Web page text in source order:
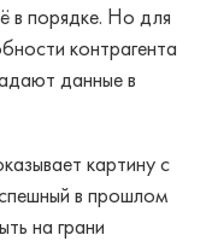
в порядке. Но для
контрагента
данные в
картину с
в прошлом
на грани